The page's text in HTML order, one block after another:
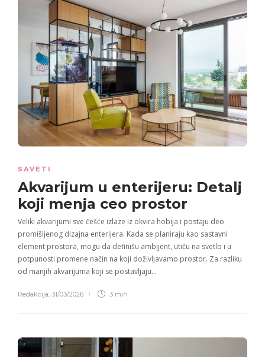
SAVETI
Akvarijum u enterijeru: Detalj
koji menja ceo prostor
Veliki akvarijumi sve češće izlaze iz okvira hobija i postaju deo
promišljenog dizajna enterijera. Kada se planiraju kao sastavni
element prostora, mogu da definišu ambijent, utiču na svetlo i u
potpunosti promene način na koji doživljavamo prostor. Za razliku
od manjih akvarijuma koji se postavljaju…
Redakcija 31/03/2026 3 min